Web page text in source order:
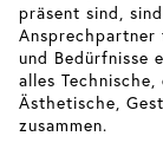
präsent sind,
Ansprechpartner
und Bedürfnisse
alles
Ästhetische,
zusammen.